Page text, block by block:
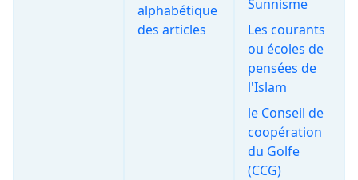
alphabétique
des articles
Sunnisme
Les courants
ou écoles de
pensées de
l'Islam
le Conseil de
coopération
du Golfe
(CCG)